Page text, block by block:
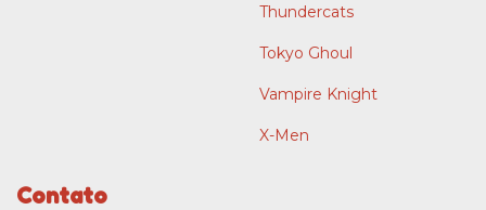
Thundercats
Tokyo Ghoul
Vampire Knight
X-Men
Contato